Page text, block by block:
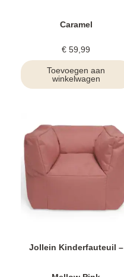
Caramel
€ 59,99
Toevoegen aan
winkelwagen
Jollein Kinderfauteuil –